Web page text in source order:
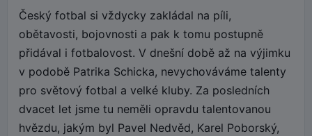
Český fotbal si vždycky zakládal na píli,
obětavosti, bojovnosti a pak k tomu postupně
přidával i fotbalovost. V dnešní době až na výjimku
v podobě Patrika Schicka, nevychováváme talenty
pro světový fotbal a velké kluby. Za posledních
dvacet let jsme tu neměli opravdu talentovanou
hvězdu, jakým byl Pavel Nedvěd, Karel Poborský,